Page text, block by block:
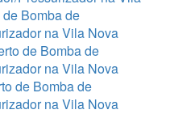
Bomba de
na Vila Nova
de Bomba de
na Vila Nova
de Bomba de
na Vila Nova